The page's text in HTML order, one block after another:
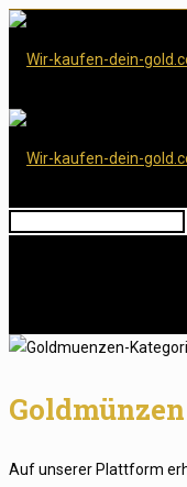
Auf unserer Plattform